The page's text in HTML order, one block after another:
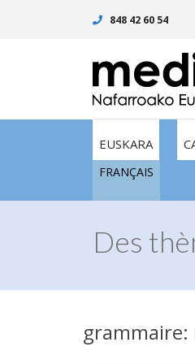
848 42 60 54
EUSKARA
FRANÇAIS
Des